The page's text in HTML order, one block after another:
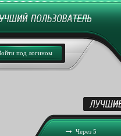
под логином
Через 5